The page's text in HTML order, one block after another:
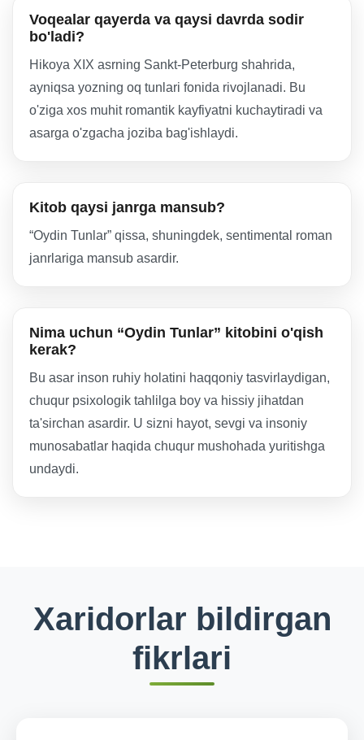
Voqealar qayerda va qaysi davrda sodir
bo'ladi?
Hikoya XIX asrning Sankt-Peterburg shahrida,
ayniqsa yozning oq tunlari fonida rivojlanadi. Bu
o'ziga xos muhit romantik kayfiyatni kuchaytiradi va
asarga o'zgacha joziba bag'ishlaydi.
Kitob qaysi janrga mansub?
“Oydin Tunlar” qissa, shuningdek, sentimental roman
janrlariga mansub asardir.
Nima uchun “Oydin Tunlar” kitobini o'qish
kerak?
Bu asar inson ruhiy holatini haqqoniy tasvirlaydigan,
chuqur psixologik tahlilga boy va hissiy jihatdan
ta'sirchan asardir. U sizni hayot, sevgi va insoniy
munosabatlar haqida chuqur mushohada yuritishga
undaydi.
Xaridorlar bildirgan
fikrlari